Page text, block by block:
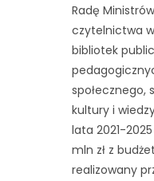
Radę
czytelnictwa
bibliotek
kultury i
lata 2021-2025
mln zł z
realizowany